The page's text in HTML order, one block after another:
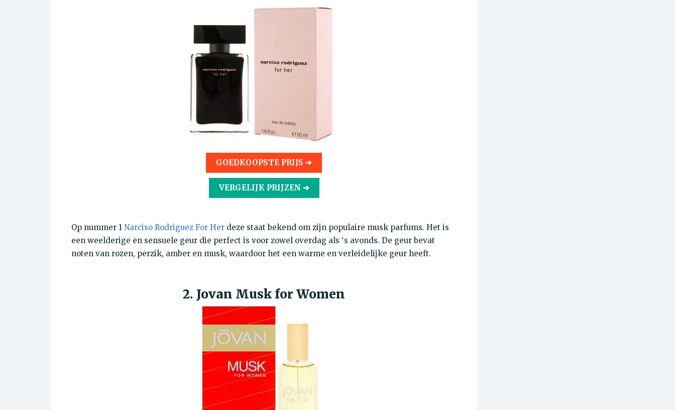
GOEDKOOPSTE PRIJS ➔
VERGELIJK PRIJZEN ➔
Op nummer 1 Narciso Rodriguez For Her deze staat bekend om zijn populaire musk parfums. Het is
een weelderige en sensuele geur die perfect is voor zowel overdag als ‘s avonds. De geur bevat
noten van rozen, perzik, amber en musk, waardoor het een warme en verleidelijke geur heeft.
2. Jovan Musk for Women